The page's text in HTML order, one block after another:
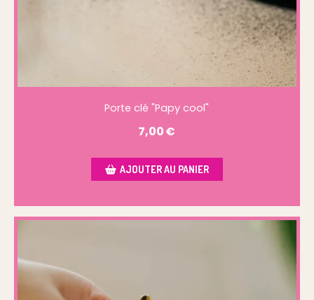
Porte clé "Papy cool"
7,00€
AJOUTER AU PANIER